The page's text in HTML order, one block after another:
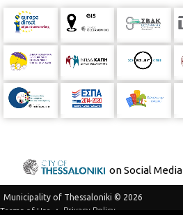
on Social Media
Municipality of Thessaloniki © 2026
Terms of Use
Privacy Policy